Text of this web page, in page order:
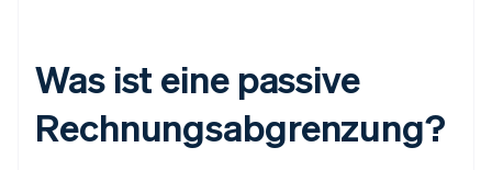
Was ist eine passive
Rechnungsabgrenzung?